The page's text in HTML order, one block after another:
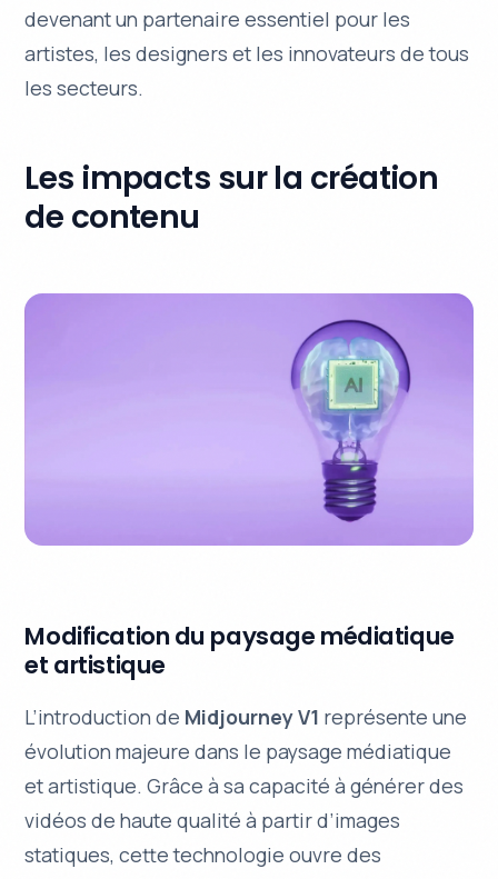
devenant un partenaire essentiel pour les
artistes, les designers et les innovateurs de tous
les secteurs.
Les impacts sur la création
de contenu
Modification du paysage médiatique
et artistique
L’introduction de Midjourney V1 représente une
évolution majeure dans le paysage médiatique
et artistique. Grâce à sa capacité à générer des
vidéos de haute qualité à partir d’images
statiques, cette technologie ouvre des